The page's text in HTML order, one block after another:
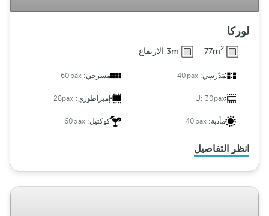
لوركا
77m2 3m الارتفاع
مَدْرسِي:40pax مسرحي:60pax
U: 30pax إمبراطوري: 28pax
مأدبة:40pax كوكتيل:60pax
انظر التفاصيل